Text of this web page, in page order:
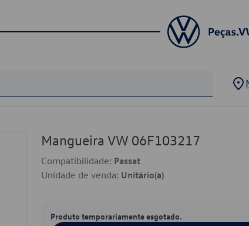
Mangueira VW 06F103217
Compatibilidade: Passat
Unidade de venda: Unitário(a)
Produto temporariamente esgotado.